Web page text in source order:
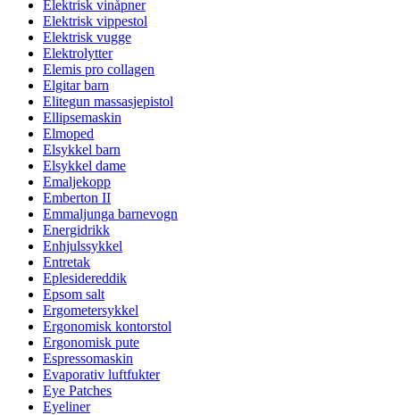
Elektrisk vinåpner
Elektrisk vippestol
Elektrisk vugge
Elektrolytter
Elemis pro collagen
Elgitar barn
Elitegun massasjepistol
Ellipsemaskin
Elmoped
Elsykkel barn
Elsykkel dame
Emaljekopp
Emberton II
Emmaljunga barnevogn
Energidrikk
Enhjulssykkel
Entretak
Eplesidereddik
Epsom salt
Ergometersykkel
Ergonomisk kontorstol
Ergonomisk pute
Espressomaskin
Evaporativ luftfukter
Eye Patches
Eyeliner